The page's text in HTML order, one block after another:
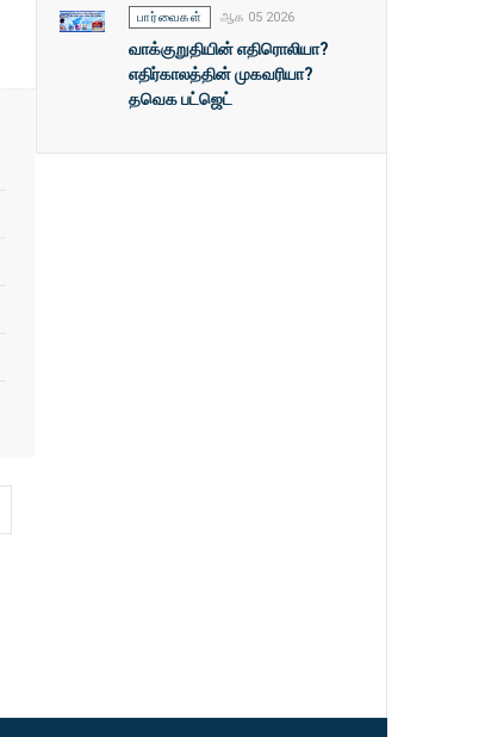
பார்வைகள் ஆக 05 2026
வாக்குறுதியின் எதிரொலியா?
எதிர்காலத்தின் முகவரியா?
தவெக பட்ஜெட்